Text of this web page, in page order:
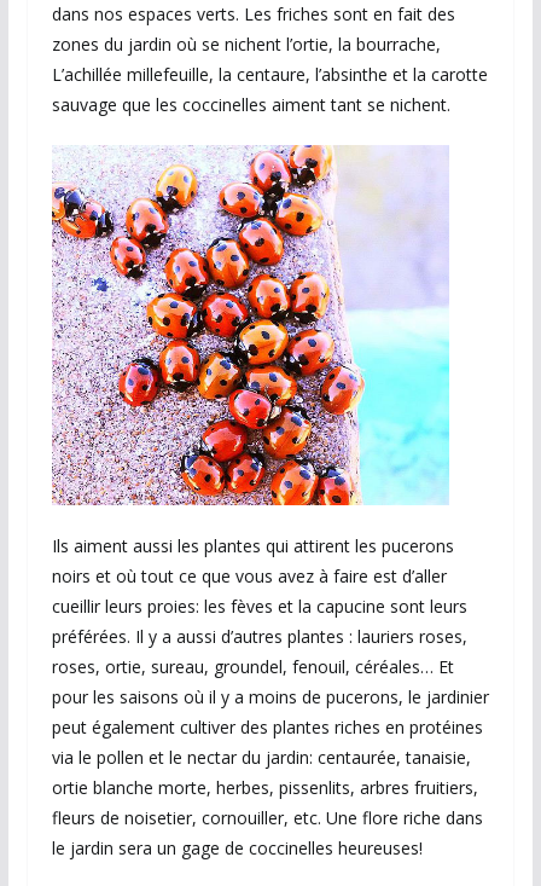
dans nos espaces verts. Les friches sont en fait des
zones du jardin où se nichent l’ortie, la bourrache,
L’achillée millefeuille, la centaure, l’absinthe et la carotte
sauvage que les coccinelles aiment tant se nichent.
Ils aiment aussi les plantes qui attirent les pucerons
noirs et où tout ce que vous avez à faire est d’aller
cueillir leurs proies: les fèves et la capucine sont leurs
préférées. Il y a aussi d’autres plantes : lauriers roses,
roses, ortie, sureau, groundel, fenouil, céréales… Et
pour les saisons où il y a moins de pucerons, le jardinier
peut également cultiver des plantes riches en protéines
via le pollen et le nectar du jardin: centaurée, tanaisie,
ortie blanche morte, herbes, pissenlits, arbres fruitiers,
fleurs de noisetier, cornouiller, etc. Une flore riche dans
le jardin sera un gage de coccinelles heureuses!